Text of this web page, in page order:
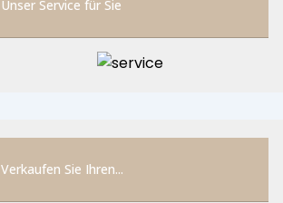
Unser Service für Sie
Verkaufen Sie Ihren...